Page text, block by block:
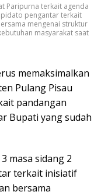
Paripurna terkait agenda
pengantar terkait
mengenai struktur
masyarakat saat
memaksimalkan
Pulang Pisau
pandangan
Bupati yang sudah
masa sidang 2
terkait inisiatif
bersama